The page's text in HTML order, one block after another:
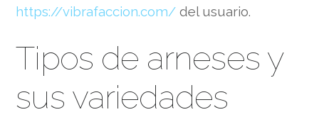
https://vibrafaccion.com/ del usuario.
Tipos de arneses y
sus variedades